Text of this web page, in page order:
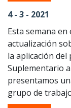
4 - 3 - 2021
Esta semana
actualización
la aplicación
Suplementario
presentamos
grupo de